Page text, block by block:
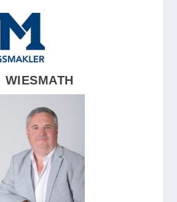
WIESMATH